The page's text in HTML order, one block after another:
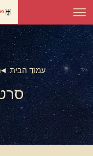
עמוד הבית